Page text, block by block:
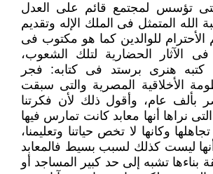
التى تؤسس لمجتمع قائم على العدل
المتمثل فى الملك الإله وتقديم
الأحترام للوالدين كما هو مكتوب فى
فى ‏الآثار الحضارية لتلك الشعوب،
كتبه هنرى برستد فى كتابه: فجر
الأخلاقية المصرية والتى ‏سبقت
بألف عام، وأقول ذلك لأن فكرتنا
نراها أنها معابد كانت تمارس فيها
وكانها لا تخص حياتنا وتعليمنا،
ليست كذلك لسبب بسيط فالمعابد
بناءها تشبه ‏إلى حد كبير المساجد أو